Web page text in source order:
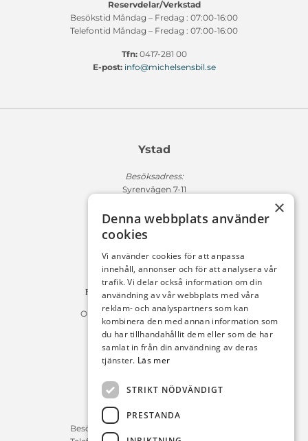
Reservdelar/Verkstad
Besökstid Måndag – Fredag : 07:00-16:00
Telefontid Måndag – Fredag : 07:00-16:00
Tfn:0417-281 00
E-post: info@michelsensbil.se
Ystad
Besöksadress:
Syrenvägen 7-11
Fakturaadress:
Michelsens Bil AB /ePP
10654 Stockholm
Fakturan måste innehålla referensnummer!
Organisationsnummer 556225-9142
Öppettider:
Bilförsäljning
Lördag : 10:00-14:00
Servicerådgivare
Besökstid Måndag – Fredag : 07:00-16:00
×
Denna webbplats använder
cookies
Vi använder cookies för att anpassa
innehåll, annonser och för att analysera vår
trafik. Vi delar också information om din
användning av vår webbplats med våra
reklam- och analyspartners som kan
kombinera den med annan information som
du har tillhandahållit dem eller som de har
samlat in från din användning av deras
tjänster. Läs mer
STRIKT NÖDVÄNDIGT
PRESTANDA